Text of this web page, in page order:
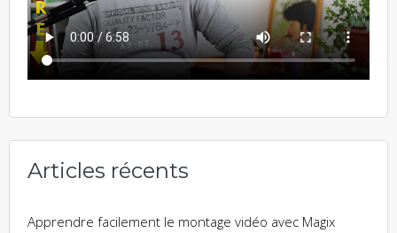
Articles récents
Apprendre facilement le montage vidéo avec Magix